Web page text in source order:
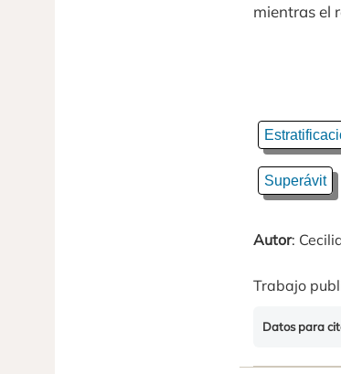
mientras el
Superávit
Autor:
Trabajo
Datos para